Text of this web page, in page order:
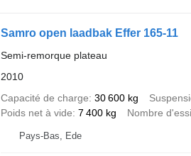
Samro open laadbak Effer 165-11
Semi-remorque plateau
2010
Capacité de charge 30 600 kg
Poids net à vide 7 400 kg Nombre
Pays-Bas, Ede